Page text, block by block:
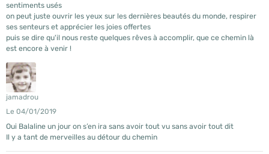
sentiments usés
on peut juste ouvrir les yeux sur les dernières beautés du monde, respirer
ses senteurs et apprécier les joies offertes
puis se dire qu'il nous reste quelques rêves à accomplir, que ce chemin là
est encore à venir !
jamadrou
Le 04/01/2019
Oui Balaline un jour on s’en ira sans avoir tout vu sans avoir tout dit
Il y a tant de merveilles au détour du chemin